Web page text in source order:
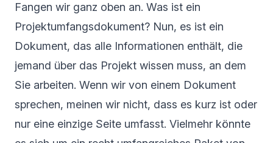
Fangen wir ganz oben an. Was ist ein
Projektumfangsdokument? Nun, es ist ein
Dokument, das alle Informationen enthält, die
jemand über das Projekt wissen muss, an dem
Sie arbeiten. Wenn wir von einem Dokument
sprechen, meinen wir nicht, dass es kurz ist oder
nur eine einzige Seite umfasst. Vielmehr könnte